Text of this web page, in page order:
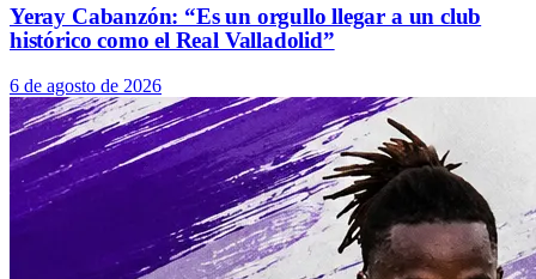
Yeray Cabanzón: “Es un orgullo llegar a un club
histórico como el Real Valladolid”
6 de agosto de 2026